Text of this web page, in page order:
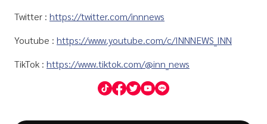
Twitter : https://twitter.com/innnews
Youtube : https://www.youtube.com/c/INNNEWS_INN
TikTok : https://www.tiktok.com/@inn_news